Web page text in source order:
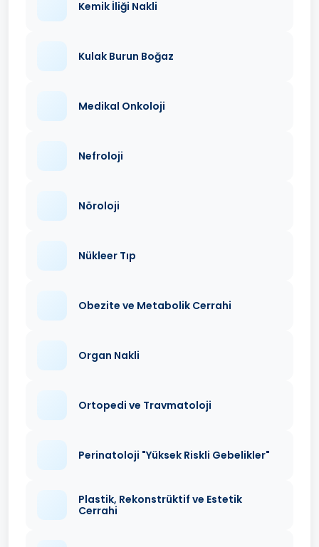
Kemik İliği Nakli
Kulak Burun Boğaz
Medikal Onkoloji
Nefroloji
Nöroloji
Nükleer Tıp
Obezite ve Metabolik Cerrahi
Organ Nakli
Ortopedi ve Travmatoloji
Perinatoloji "Yüksek Riskli Gebelikler"
Plastik, Rekonstrüktif ve Estetik
Cerrahi